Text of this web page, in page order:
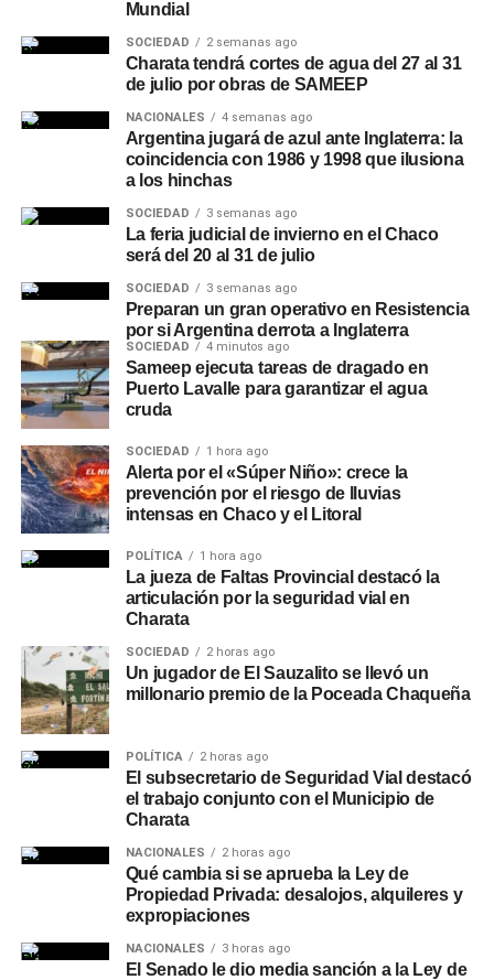
Mundial
SOCIEDAD 2 semanas ago
Charata tendrá cortes de agua del 27 al 31
de julio por obras de SAMEEP
NACIONALES 4 semanas ago
Argentina jugará de azul ante Inglaterra: la
coincidencia con 1986 y 1998 que ilusiona
a los hinchas
SOCIEDAD 3 semanas ago
La feria judicial de invierno en el Chaco
será del 20 al 31 de julio
SOCIEDAD 3 semanas ago
Preparan un gran operativo en Resistencia
por si Argentina derrota a Inglaterra
SOCIEDAD 4 minutos ago
Sameep ejecuta tareas de dragado en
Puerto Lavalle para garantizar el agua
cruda
SOCIEDAD 1 hora ago
Alerta por el «Súper Niño»: crece la
prevención por el riesgo de lluvias
intensas en Chaco y el Litoral
POLÍTICA 1 hora ago
La jueza de Faltas Provincial destacó la
articulación por la seguridad vial en
Charata
SOCIEDAD 2 horas ago
Un jugador de El Sauzalito se llevó un
millonario premio de la Poceada Chaqueña
POLÍTICA 2 horas ago
El subsecretario de Seguridad Vial destacó
el trabajo conjunto con el Municipio de
Charata
NACIONALES 2 horas ago
Qué cambia si se aprueba la Ley de
Propiedad Privada: desalojos, alquileres y
expropiaciones
NACIONALES 3 horas ago
El Senado le dio media sanción a la Ley de